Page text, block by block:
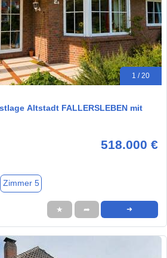
1 / 20
Altstadt FALLERSLEBEN mit
518.000 €
Zimmer 5
★ ➦ ➜